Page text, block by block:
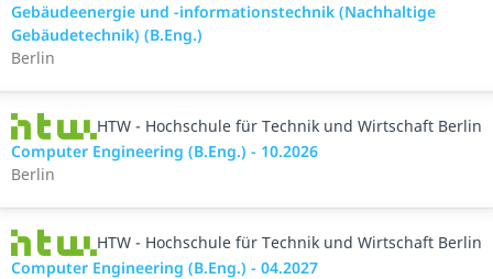
Gebäudeenergie und -informationstechnik (Nachhaltige
Gebäudetechnik) (B.Eng.)
Berlin
HTW - Hochschule für Technik und Wirtschaft Berlin
Computer Engineering (B.Eng.) - 10.2026
Berlin
HTW - Hochschule für Technik und Wirtschaft Berlin
Computer Engineering (B.Eng.) - 04.2027